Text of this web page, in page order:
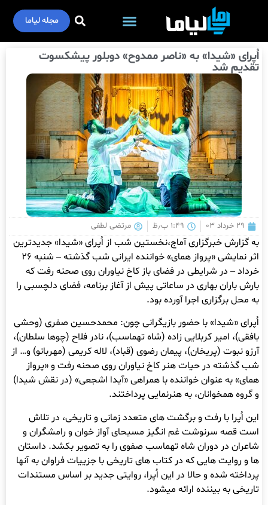
مجله لیاما
اُپرای «شیدا» به «ناصر ممدوح» دوبلور پیشکسوت
تقدیم شد
۲۹ خرداد ۰۳ ۱:۴۹ ب٫ظ مرتضی لطفی
به گزارش خبرگزاری آماج،نخستین شب از اُپرای «شیدا» جدیدترین
اثر نمایشی «پرواز همای» خواننده ایرانی شب گذشته – شنبه ۲۶
خرداد – در شرایطی در فضای باز کاخ نیاوران روی صحنه رفت که
بارش باران بهاری در ساعاتی پیش از آغاز برنامه، فضای دلچسبی را
به محل برگزاری اجرا آورده بود.
اُپرای «شیدا» با حضور بازیگرانی چون: محمدحسین صفری (وحشی
بافقی)، امیر کربلایی زاده (شاه تهماسب)، نادر فلاح (چوها سلطان)،
آرزو نبوت (پریخان)، پیمان رضوی (قباد)، لاله کریمی (مهربانو) و… از
شب گذشته در حیات هنر کاخ نیاوران روی صحنه رفت و «پرواز
همای» به عنوان خواننده با همراهی «آیدا اشجعی» (در نقش شیدا)
و گروه همخوانان، به هنرنمایی پرداختند.
این اُپرا با رفت و برگشت های متعدد زمانی و تاریخی، در تلاش
است قصه سرنوشت غم انگیز مسیحای آواز خوان و رامشگران و
شاعران در دوران شاه تهماسب صفوی را به تصویر بکشد. داستان
ها و روایت هایی که در کتاب های تاریخی با جزییات فراوان به آنها
پرداخته شده و حالا در این اُپرا، روایتی جدید بر اساس مستندات
تاریخی به بیننده ارائه میشود.